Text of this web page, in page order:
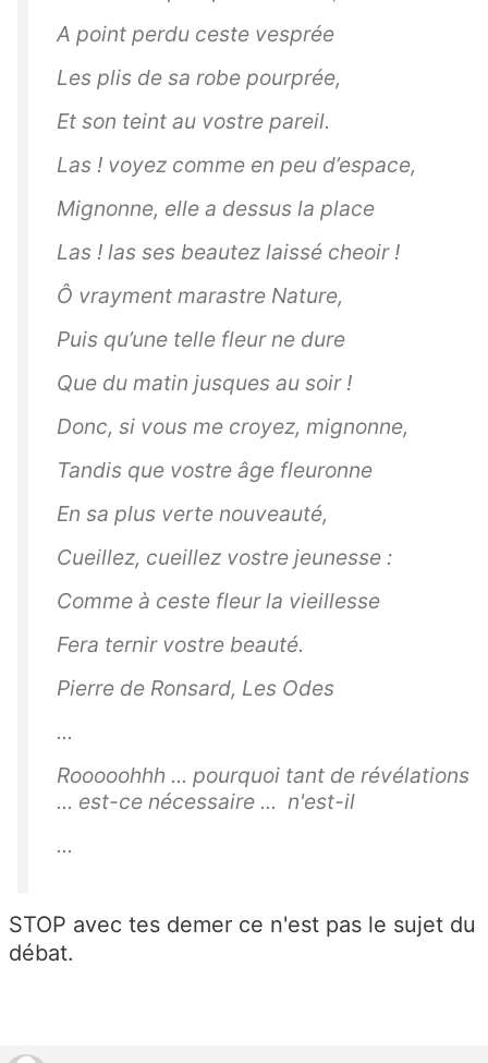
A point perdu ceste vesprée
Les plis de sa robe pourprée,
Et son teint au vostre pareil.
Las ! voyez comme en peu d’espace,
Mignonne, elle a dessus la place
Las ! las ses beautez laissé cheoir !
Ô vrayment marastre Nature,
Puis qu’une telle fleur ne dure
Que du matin jusques au soir !
Donc, si vous me croyez, mignonne,
Tandis que vostre âge fleuronne
En sa plus verte nouveauté,
Cueillez, cueillez vostre jeunesse :
Comme à ceste fleur la vieillesse
Fera ternir vostre beauté.
Pierre de Ronsard, Les Odes
...
Rooooohhh ... pourquoi tant de révélations
... est-ce nécessaire ... n'est-il
...
STOP avec tes demer ce n'est pas le sujet du
débat.